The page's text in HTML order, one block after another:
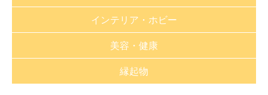
インテリア・ホビー
美容・健康
縁起物